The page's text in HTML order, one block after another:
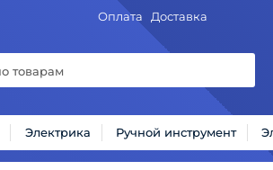
Оплата Доставка
Электрика Ручной инструмент